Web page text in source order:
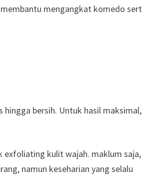
mengangkat komedo
hingga bersih. Untuk hasil maksimal,
exfoliating kulit wajah. maklum saja,
namun keseharian yang selalu